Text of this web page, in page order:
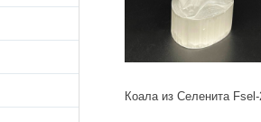
Коала из Селенита